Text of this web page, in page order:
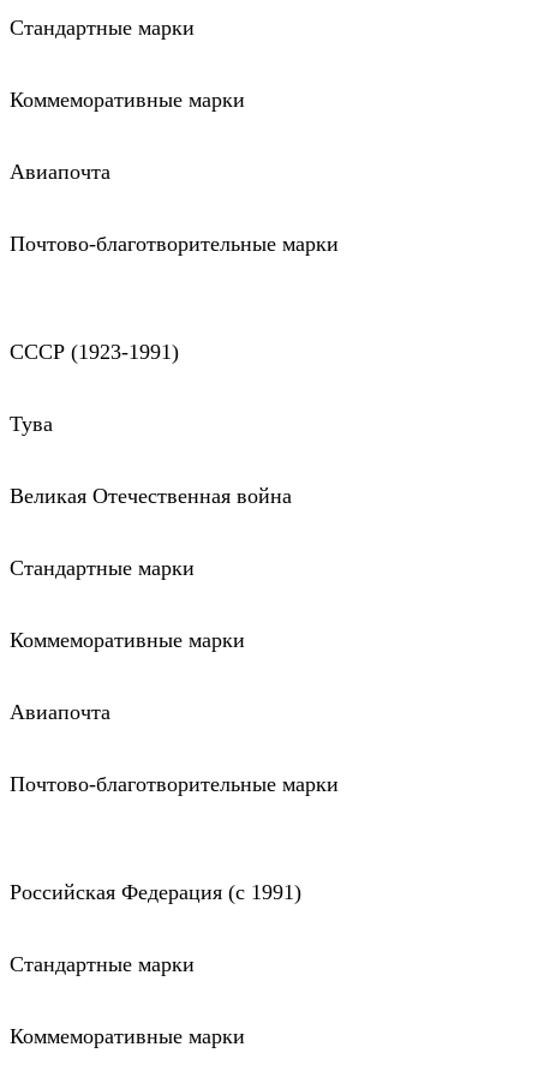
Стандартные марки
Коммеморативные марки
Авиапочта
Почтово-благотворительные марки
СССР (1923-1991)
Тува
Великая Отечественная война
Стандартные марки
Коммеморативные марки
Авиапочта
Почтово-благотворительные марки
Российская Федерация (c 1991)
Стандартные марки
Коммеморативные марки